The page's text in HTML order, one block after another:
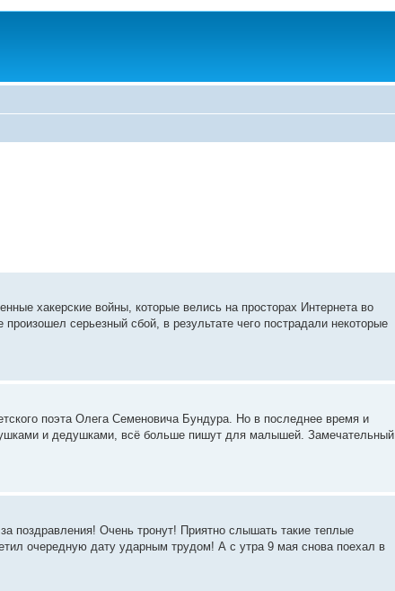
хакерские войны, которые велись на просторах Интернета во
серьезный сбой, в результате чего пострадали некоторые
поэта Олега Семеновича Бундура. Но в последнее время и
и дедушками, всё больше пишут для малышей. Замечательный
поздравления! Очень тронут! Приятно слышать такие теплые
очередную дату ударным трудом! А с утра 9 мая снова поехал в